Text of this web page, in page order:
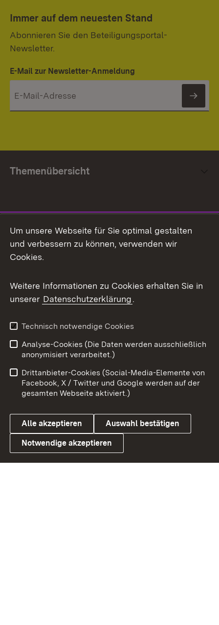
Immer auf dem neuesten Stand
Abonnieren Sie den Beteiligungsportal-
Newsletter.
E-Mail zur Newsletter-Anmeldung
Themenübersicht
Facebook
X / Twitter
Youtube
Link zum Landesportal
Impressum
Kontakt
Barrierefreiheit
Datenschutz
Cookies
Um unsere Webseite für Sie optimal gestalten
und verbessern zu können, verwenden wir
Cookies.
Weitere Informationen zu Cookies erhalten Sie in
unserer Datenschutzerklärung.
Technisch notwendige Cookies
Analyse-Cookies (Die Daten werden ausschließlich
anonymisiert verarbeitet.)
Drittanbieter-Cookies (Social-Media-Elemente von
Facebook, X / Twitter und Google werden auf der
gesamten Webseite aktiviert.)
Alle akzeptieren Auswahl bestätigen
Notwendige akzeptieren